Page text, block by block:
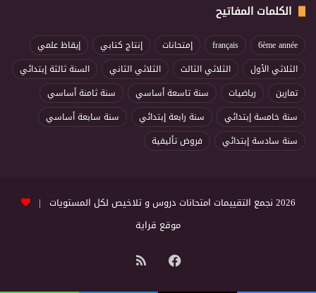
الكلمات المفاتيح
6ème année
français إمتحانات إنتاج كتابي
إيقاظ علمي
الثلاثي الأول
الثلاثي الثالث الثلاثي الثاني
السنة ثالثة إبتدائي
تمارين
رياضيات سنة تاسعة أساسي
سنة ثامنة أساسي
سنة خامسة إبتدائي
سنة رابعة إبتدائي
سنة سابعة أساسي
سنة سادسة إبتدائي
فروض تأليفية
2026 نجمع التقييمات امتحانات دروس و تلاخيص لكل المستويات |
موقع قراية
فيسبوك